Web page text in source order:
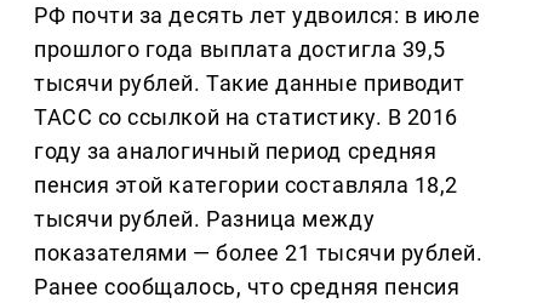
РФ почти за десять лет удвоился: в июле
прошлого года выплата достигла 39,5
тысячи рублей. Такие данные приводит
ТАСС со ссылкой на статистику. В 2016
году за аналогичный период средняя
пенсия этой категории составляла 18,2
тысячи рублей. Разница между
показателями — более 21 тысячи рублей.
Ранее сообщалось, что средняя пенсия